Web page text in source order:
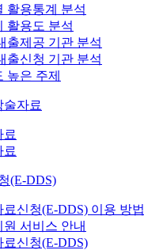
활용통계 분석
활용도 분석
출제공 기관 분석
출신청 기관 분석
높은 주제
술자료
료
료
(E-DDS)
료신청(E-DDS) 이용 방법
원 서비스 안내
료신청(E-DDS)